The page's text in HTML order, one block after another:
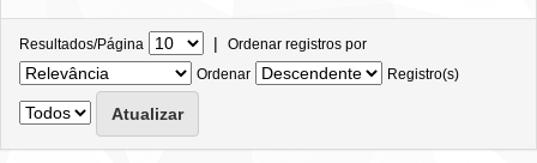
Resultados/Página | Ordenar registros por
Ordenar
Registro(s)